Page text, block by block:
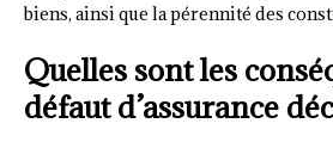
biens, ainsi que la pérennité des
Quelles sont les
défaut d’assurance